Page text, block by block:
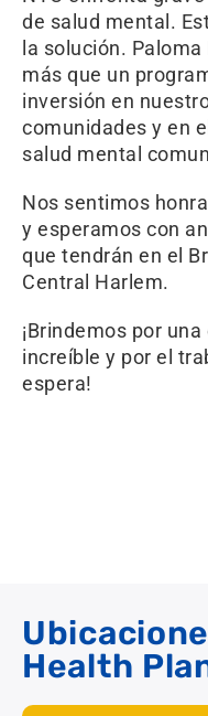
de salud mental.
la solución.
más que un
inversión en
comunidades y en
salud mental
Nos sentimos
y esperamos con
que tendrán en el
Central Harlem.
¡Brindemos por
increíble y por el
espera!
Health